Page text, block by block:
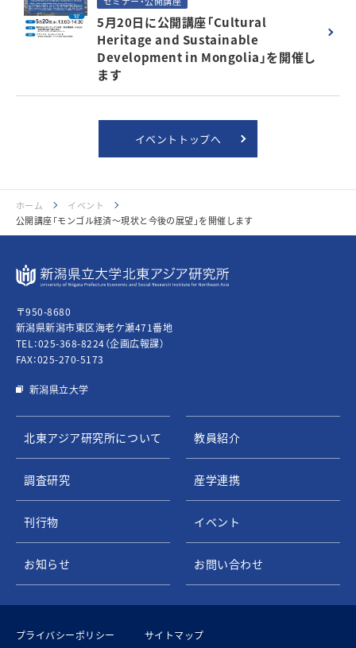
5月20日に公開講座「Cultural
Heritage and Sustainable
Development in Mongolia」を開催し
ます
イベントトップへ
ホーム
イベント
公開講座「モンゴル経済～現状と今後の展望」を開催します
〒950-8680
新潟県新潟市東区海老ケ瀬471番地
TEL：025-368-8224（企画広報課）
FAX：025-270-5173
新潟県立大学
北東アジア研究所について 教員紹介
調査研究 産学連携
刊行物 イベント
お知らせ お問い合わせ
プライバシーポリシー サイトマップ